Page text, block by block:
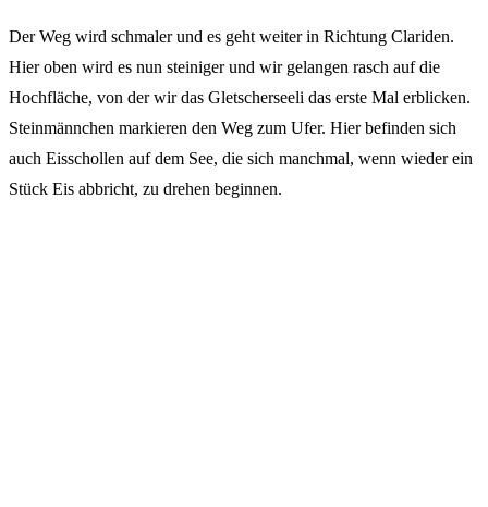
Der Weg wird schmaler und es geht weiter in Richtung Clariden.
Hier oben wird es nun steiniger und wir gelangen rasch auf die
Hochfläche, von der wir das Gletscherseeli das erste Mal erblicken.
Steinmännchen markieren den Weg zum Ufer. Hier befinden sich
auch Eisschollen auf dem See, die sich manchmal, wenn wieder ein
Stück Eis abbricht, zu drehen beginnen.